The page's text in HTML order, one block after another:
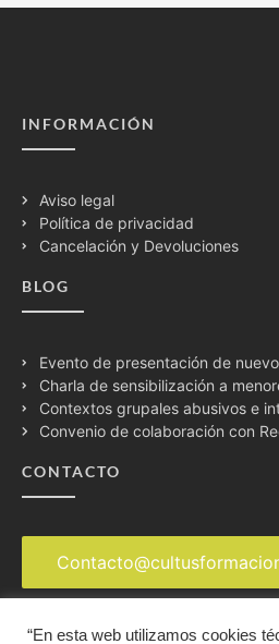
INFORMACIÓN
Aviso legal
Política de privacidad
Cancelación y Devoluciones
BLOG
Evento de presentación de
Charla de sensibilización a
Contextos grupales abusivos e
Convenio de colaboración con
CONTACTO
“En esta web utilizamos cookies